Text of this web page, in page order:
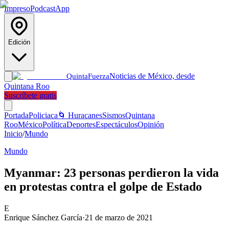
ImpresoPodcastApp
Edición
QuintaFuerzaNoticias de México, desde
Quintana Roo
Suscríbete gratis
PortadaPoliciaca 🌀 HuracanesSismosQuintana
RooMéxicoPolíticaDeportesEspectáculosOpinión
Inicio/Mundo
Mundo
Myanmar: 23 personas perdieron la vida
en protestas contra el golpe de Estado
E
Enrique Sánchez García·21 de marzo de 2021